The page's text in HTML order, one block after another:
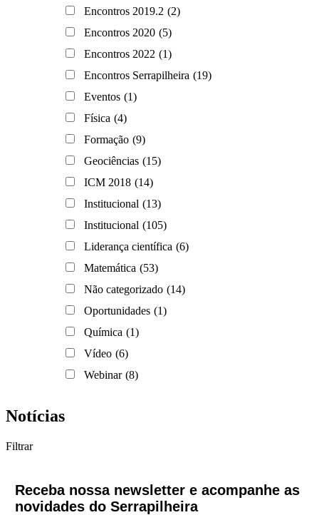
Encontros 2019.2 (2)
Encontros 2020 (5)
Encontros 2022 (1)
Encontros Serrapilheira (19)
Eventos (1)
Física (4)
Formação (9)
Geociências (15)
ICM 2018 (14)
Institucional (13)
Institucional (105)
Liderança científica (6)
Matemática (53)
Não categorizado (14)
Oportunidades (1)
Química (1)
Vídeo (6)
Webinar (8)
Notícias
Filtrar
Receba nossa newsletter e acompanhe as
novidades do Serrapilheira